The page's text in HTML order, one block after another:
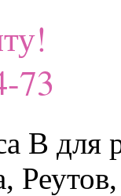
73
В для